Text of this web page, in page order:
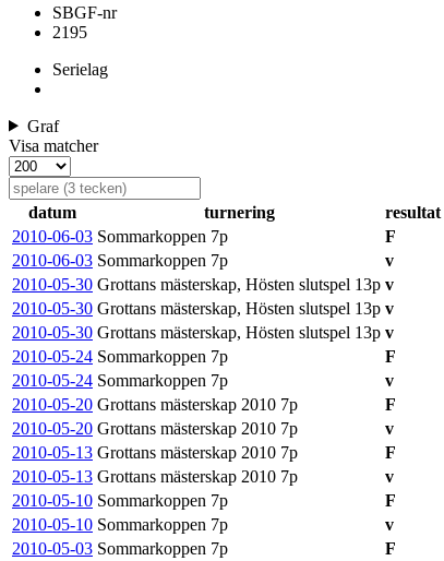
SBGF-nr
2195
Serielag
Graf
Visa matcher
datum turnering resultat
2010-06-03 Sommarkoppen 7p F
2010-06-03 Sommarkoppen 7p v
2010-05-30 Grottans mästerskap, Hösten slutspel 13p v
2010-05-30 Grottans mästerskap, Hösten slutspel 13p v
2010-05-30 Grottans mästerskap, Hösten slutspel 13p v
2010-05-24 Sommarkoppen 7p F
2010-05-24 Sommarkoppen 7p v
2010-05-20 Grottans mästerskap 2010 7p F
2010-05-20 Grottans mästerskap 2010 7p v
2010-05-13 Grottans mästerskap 2010 7p F
2010-05-13 Grottans mästerskap 2010 7p v
2010-05-10 Sommarkoppen 7p F
2010-05-10 Sommarkoppen 7p v
2010-05-03 Sommarkoppen 7p F